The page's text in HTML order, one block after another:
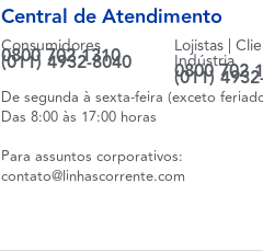
Central de Atendimento
Consumidores
0800 702 1310
(011) 4932-8040
Lojistas |
Indústria
0800 702
(011)
De segunda à sexta-feira (exceto
Das 8:00 às 17:00 horas
Para assuntos corporativos:
contato@linhascorrente.com